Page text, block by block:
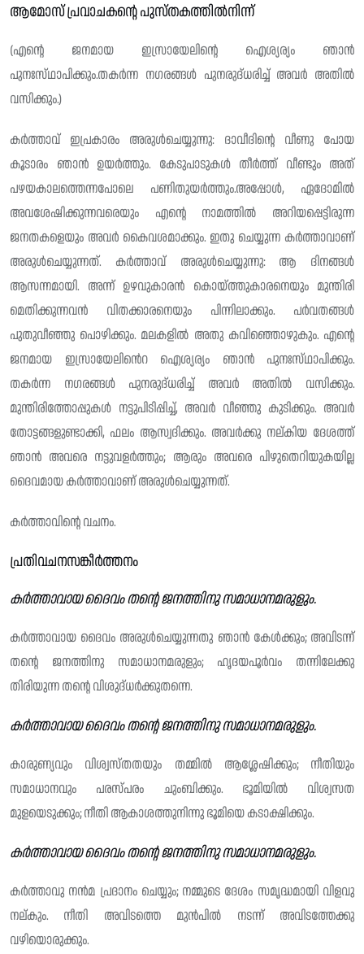
ആമോസ് പ്രവാചകൻ്റെ പുസ്‌തകത്തിൽനിന്ന്
(എന്റെ ജനമായ ഇസ്രായേലിന്റെ ഐശ്യര്യം ഞാൻ
പുനഃസ്‌ഥാപിക്കും.തകർന്ന നഗരങ്ങൾ പുനരുദ്‌ധരിച്ച് അവർ അതിൽ
വസിക്കും.)
കർത്താവ് ഇപ്രകാരം അരുൾചെയ്യുന്നു: ദാവീദിൻ്റെ വീണു പോയ
കൂടാരം ഞാൻ ഉയർത്തും. കേടുപാടുകൾ തീർത്ത് വീണ്ടും അത്
പഴയകാലത്തെന്നപോലെ പണിതുയർത്തും.അപ്പോൾ, ഏദോമിൽ
അവശേഷിക്കുന്നവരെയും എന്റെ നാമത്തിൽ അറിയപ്പെട്ടിരുന്ന
ജനതകളെയും അവർ കൈവശമാക്കും. ഇതു ചെയ്യുന്ന കർത്താവാണ്
അരുൾചെയ്യുന്നത്. കർത്താവ് അരുൾചെയ്യുന്നു: ആ ദിനങ്ങൾ
ആസന്നമായി. അന്ന് ഉഴവുകാരൻ കൊയ്ത്തുകാരനെയും മുന്തിരി
മെതിക്കുന്നവൻ വിതക്കാരനെയും പിന്നിലാക്കും. പർവതങ്ങൾ
പുതുവീഞ്ഞു പൊഴിക്കും. മലകളിൽ അതു കവിഞ്ഞൊഴുകും. എൻ്റെ
ജനമായ ഇസ്രായേലിൻെറ ഐശ്യര്യം ഞാൻ പുനഃസ്‌ഥാപിക്കും.
തകർന്ന നഗരങ്ങൾ പുനരുദ്‌ധരിച്ച് അവർ അതിൽ വസിക്കും.
മുന്തിരിത്തോപ്പുകൾ നട്ടുപിടിപ്പിച്ച്, അവർ വീഞ്ഞു കുടിക്കും. അവർ
തോട്ടങ്ങളുണ്ടാക്കി, ഫലം ആസ്വദിക്കും. അവർക്കു നല്‌കിയ ദേശത്ത്
ഞാൻ അവരെ നട്ടുവളർത്തും; ആരും അവരെ പിഴുതെറിയുകയില്ല
ദൈവമായ കർത്താവാണ് അരുൾചെയ്യുന്നത്.
കർത്താവിന്റെ വചനം.
പ്രതിവചനസങ്കീർത്തനം
കർത്താവായ ദൈവം തന്റെ ജനത്തിനു സമാധാനമരുളും.
കർത്താവായ ദൈവം അരുൾചെയ്യുന്നതു ഞാൻ കേൾക്കും; അവിടന്ന്
തൻ്റെ ജനത്തിനു സമാധാനമരുളും; ഹൃദയപൂർവം തന്നിലേക്കു
തിരിയുന്ന തന്റെ വിശുദ്‌ധർക്കുതന്നെ.
കർത്താവായ ദൈവം തന്റെ ജനത്തിനു സമാധാനമരുളും.
കാരുണ്യവും വിശ്വസ്‌തതയും തമ്മിൽ ആശ്ലേഷിക്കും; നീതിയും
സമാധാനവും പരസ്‌പരം ചുംബിക്കും. ഭൂമിയിൽ വിശ്വസത
മുളയെടുക്കും; നീതി ആകാശത്തുനിന്നു ഭൂമിയെ കടാക്ഷിക്കും.
കർത്താവായ ദൈവം തന്റെ ജനത്തിനു സമാധാനമരുളും.
കർത്താവു നൻമ പ്രദാനം ചെയ്യും; നമ്മുടെ ദേശം സമൃദ്ധമായി വിളവു
നല്‌കും. നീതി അവിടത്തെ മുൻപിൽ നടന്ന് അവിടത്തേക്കു
വഴിയൊരുക്കും.